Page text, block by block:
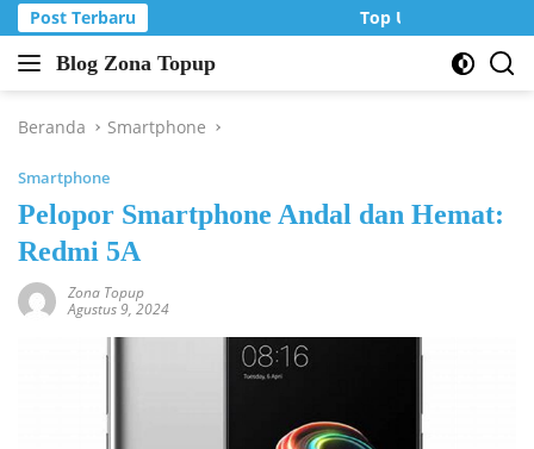
Langsung
ke
konten
Post Terbaru Top Up Murah di
Blog Zona Topup
Tips
Trik
game
Beranda Smartphone
Smartphone
Pelopor Smartphone Andal dan Hemat:
Redmi 5A
Zona Topup
Agustus 9, 2024